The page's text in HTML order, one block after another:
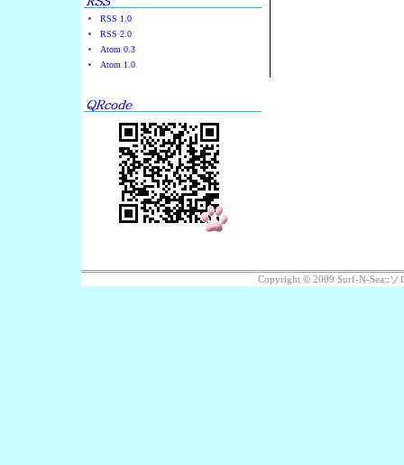
RSS 1.0
RSS 2.0
Atom 0.3
Atom 1.0
Copyright © 2009 Surf-N-Sea::